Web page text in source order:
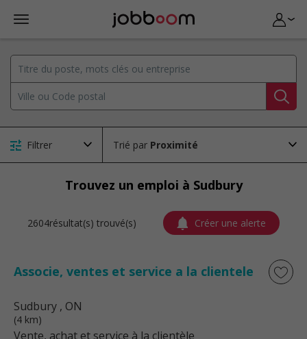
Filtrer Trié par
Trouvez un emploi à Sudbury
2604résultat(s) trouvé(s) Créer une alerte
Associe, ventes et service a la clientele
Sudbury , ON
(4 km)
Vente, achat et service à la clientèle